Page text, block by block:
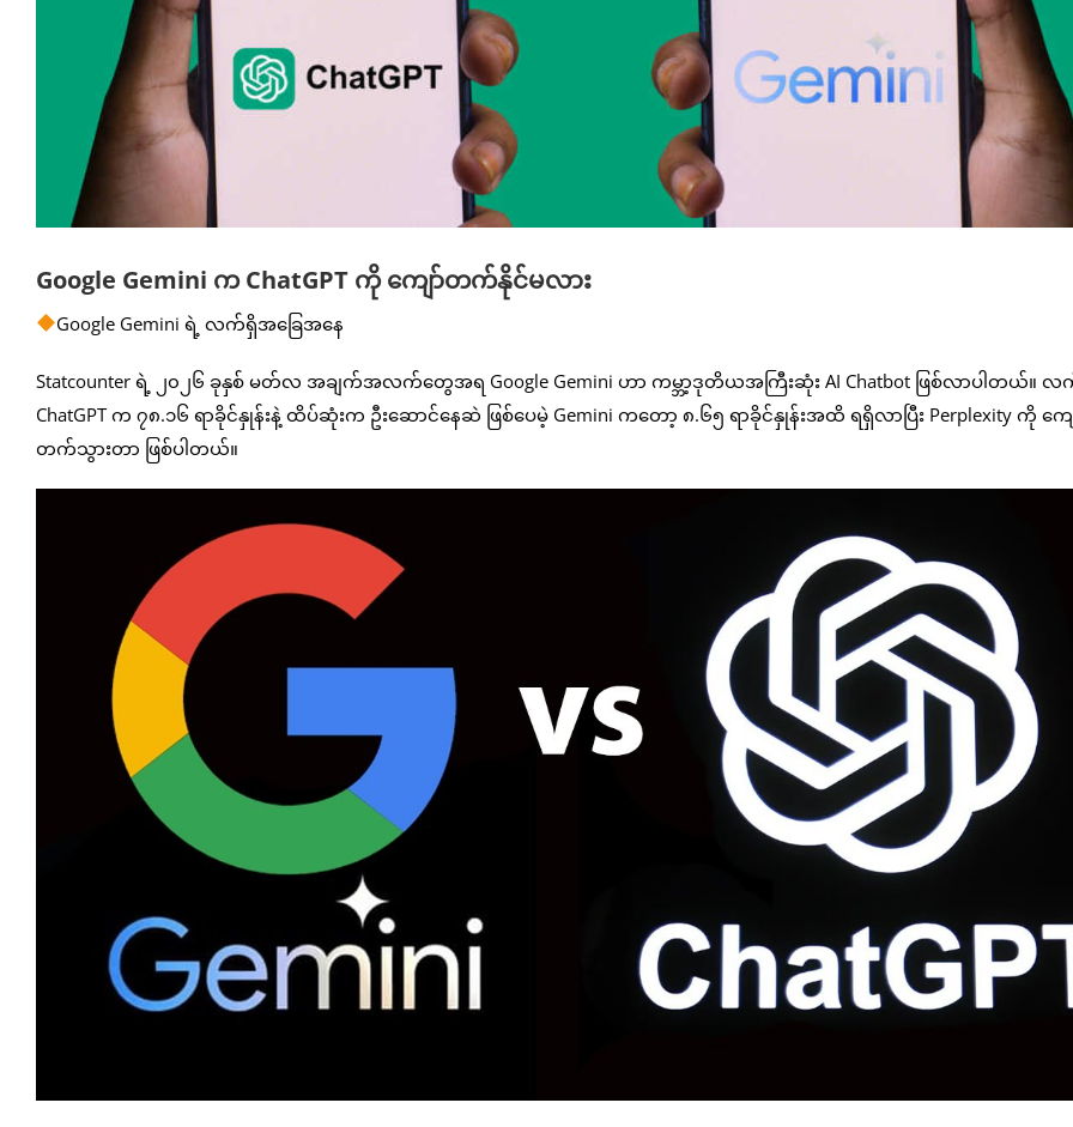
Google Gemini က ChatGPT ကို ကျော်တက်နိုင်မလား
Google Gemini ရဲ့ လက်ရှိအခြေအနေ
Statcounter ရဲ့ ၂၀၂၆ ခုနှစ် မတ်လ အချက်အလက်တွေအရ Google Gemini ဟာ ကမ္ဘာ့ဒုတိယအကြီးဆုံး AI Chatbot ဖြစ်လာပါတယ်။ လ
ChatGPT က ၇၈.၁၆ ရာခိုင်နှုန်းနဲ့ ထိပ်ဆုံးက ဦးဆောင်နေဆဲ ဖြစ်ပေမဲ့ Gemini ကတော့ ၈.၆၅ ရာခိုင်နှုန်းအထိ ရရှိလာပြီး Perplexity ကို ကျ
တက်သွားတာ ဖြစ်ပါတယ်။